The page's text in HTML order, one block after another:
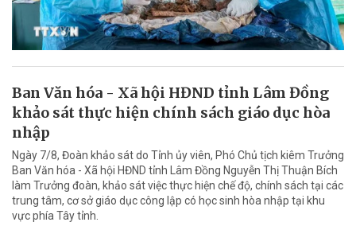
Ban Văn hóa - Xã hội HĐND tỉnh Lâm Đồng
khảo sát thực hiện chính sách giáo dục hòa
nhập
Ngày 7/8, Đoàn khảo sát do Tỉnh ủy viên, Phó Chủ tịch kiêm Trưởng
Ban Văn hóa - Xã hội HĐND tỉnh Lâm Đồng Nguyễn Thị Thuận Bích
làm Trưởng đoàn, khảo sát việc thực hiện chế độ, chính sách tại các
trung tâm, cơ sở giáo dục công lập có học sinh hòa nhập tại khu
vực phía Tây tỉnh.